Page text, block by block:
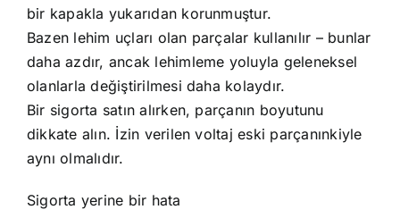
bir kapakla yukarıdan korunmuştur.
Bazen lehim uçları olan parçalar kullanılır – bunlar
daha azdır, ancak lehimleme yoluyla geleneksel
olanlarla değiştirilmesi daha kolaydır.
Bir sigorta satın alırken, parçanın boyutunu
dikkate alın. İzin verilen voltaj eski parçanınkiyle
aynı olmalıdır.
Sigorta yerine bir hata